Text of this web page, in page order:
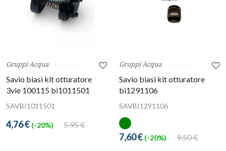
Gruppi Acqua
Savio biasi kit otturatore
3vie 100115 bi1011501
SAVBI1011501
5,95 €
4,76 € (-20%)
Gruppi Acqua
Savio biasi kit otturatore
bi1291106
SAVBI1291106
9,50 €
7,60 € (-20%)